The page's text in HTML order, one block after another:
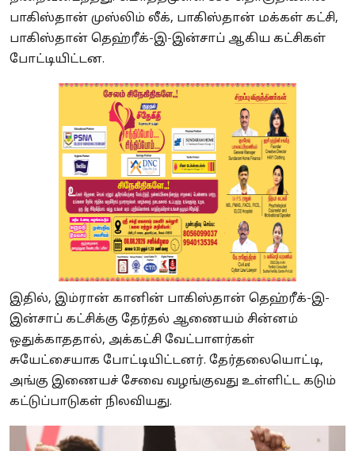
பாகிஸ்தான் முஸ்லிம் லீக், பாகிஸ்தான் மக்கள் கட்சி,
பாகிஸ்தான் தெஹ்ரீக்-இ-இன்சாப் ஆகிய கட்சிகள்
போட்டியிட்டன.
இதில், இம்ரான் கானின் பாகிஸ்தான் தெஹ்ரீக்-இ-
இன்சாப் கட்சிக்கு தேர்தல் ஆணையம் சின்னம்
ஒதுக்காததால், அக்கட்சி வேட்பாளர்கள்
சுயேட்சையாக போட்டியிட்டனர். தேர்தலையொட்டி,
அங்கு இணையச் சேவை வழங்குவது உள்ளிட்ட கடும்
கட்டுப்பாடுகள் நிலவியது.